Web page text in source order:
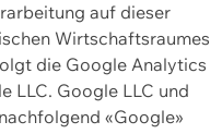
auf dieser
Wirtschaftsraumes
die Google Analytics
LLC. Google LLC und
«Google»